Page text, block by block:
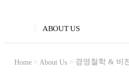
ABOUT US
Home About Us 경영철학 & 비